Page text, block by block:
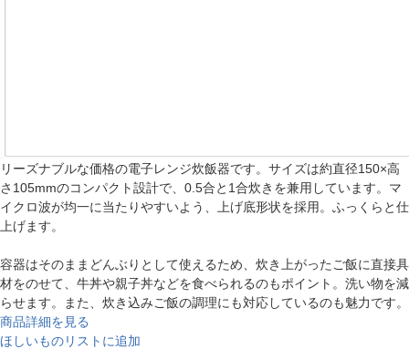
リーズナブルな価格の電子レンジ炊飯器です。サイズは約直径150×高
さ105mmのコンパクト設計で、0.5合と1合炊きを兼用しています。マ
イクロ波が均一に当たりやすいよう、上げ底形状を採用。ふっくらと仕
上げます。
容器はそのままどんぶりとして使えるため、炊き上がったご飯に直接具
材をのせて、牛丼や親子丼などを食べられるのもポイント。洗い物を減
らせます。また、炊き込みご飯の調理にも対応しているのも魅力です。
商品詳細を見る
ほしいものリストに追加